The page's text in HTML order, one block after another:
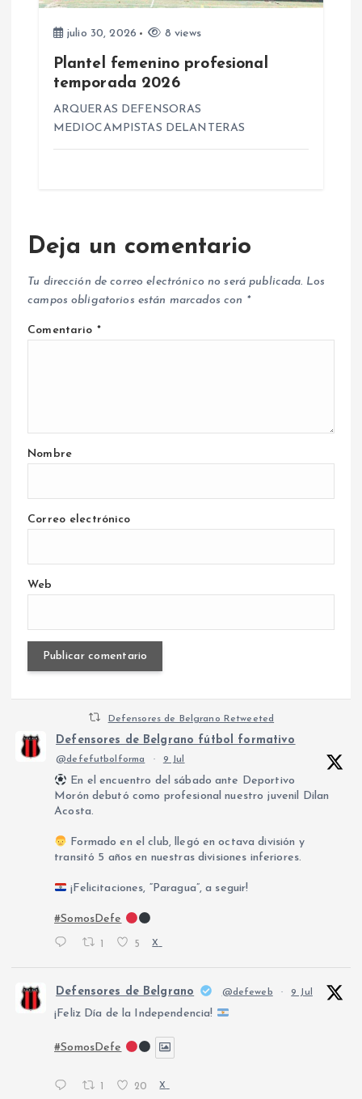
julio 30, 2026 8 views
Plantel femenino profesional
temporada 2026
ARQUERAS DEFENSORAS
MEDIOCAMPISTAS DELANTERAS
Deja un comentario
Tu dirección de correo electrónico no será publicada. Los
campos obligatorios están marcados con *
Comentario *
Nombre
Correo electrónico
Web
Defensores de Belgrano Retweeted
Defensores de Belgrano fútbol formativo
@defefutbolforma · 9 Jul
En el encuentro del sábado ante Deportivo
Morón debutó como profesional nuestro juvenil Dilan
Acosta.
Formado en el club, llegó en octava división y
transitó 5 años en nuestras divisiones inferiores.
¡Felicitaciones, “Paragua”, a seguir!
#SomosDefe
1 5 X
Defensores de Belgrano @defeweb · 9 Jul
¡Feliz Día de la Independencia!
#SomosDefe
1 20 X